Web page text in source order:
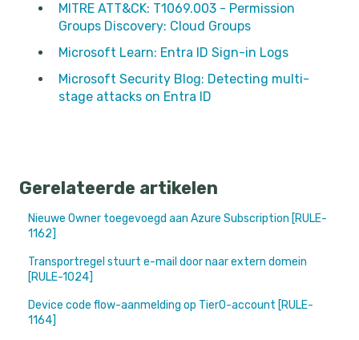
MITRE ATT&CK: T1069.003 - Permission
Groups Discovery: Cloud Groups
Microsoft Learn: Entra ID Sign-in Logs
Microsoft Security Blog: Detecting multi-
stage attacks on Entra ID
Gerelateerde artikelen
Nieuwe Owner toegevoegd aan Azure Subscription [RULE-
1162]
Transportregel stuurt e-mail door naar extern domein
[RULE-1024]
Device code flow-aanmelding op Tier0-account [RULE-
1164]